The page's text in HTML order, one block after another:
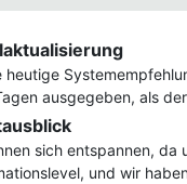
heutige
ausgegeben, als
sich entspannen, da
und wir